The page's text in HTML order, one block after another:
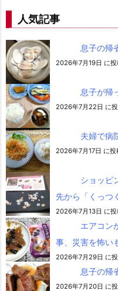
人気記事
息子の
2026年7月19日 に投
息子が帰
2026年7月22日 に
夫婦で病
2026年7月17日 に投
ショッピ
先から「くっつ
2026年7月13日 に投
エアコン
事、災害を怖い
2026年7月29日 に
息子の
2026年7月20日 に